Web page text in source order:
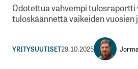
Odotettua vahvempi
tuloskäännettä vaikeiden vuosien
YRITYSUUTISET29.10.2025